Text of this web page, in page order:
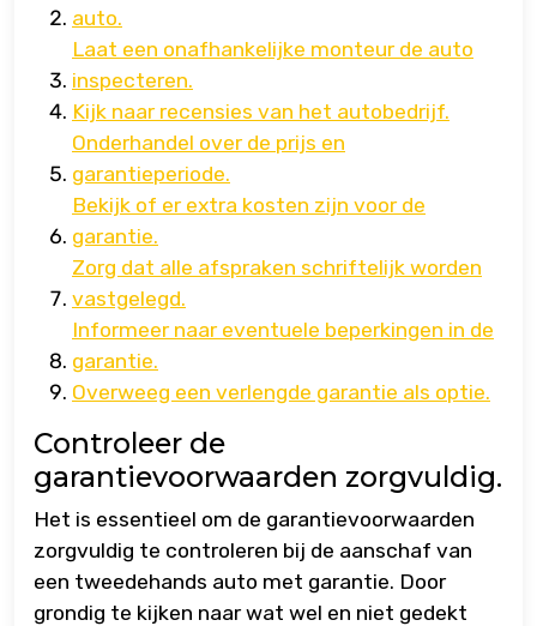
auto.
Laat een onafhankelijke monteur de auto
inspecteren.
Kijk naar recensies van het autobedrijf.
Onderhandel over de prijs en
garantieperiode.
Bekijk of er extra kosten zijn voor de
garantie.
Zorg dat alle afspraken schriftelijk worden
vastgelegd.
Informeer naar eventuele beperkingen in de
garantie.
Overweeg een verlengde garantie als optie.
Controleer de
garantievoorwaarden zorgvuldig.
Het is essentieel om de garantievoorwaarden
zorgvuldig te controleren bij de aanschaf van
een tweedehands auto met garantie. Door
grondig te kijken naar wat wel en niet gedekt